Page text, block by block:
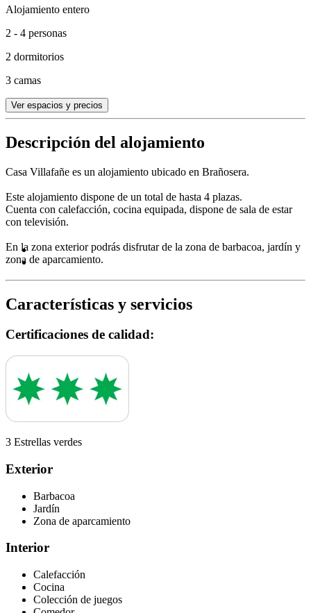
Alojamiento entero
2 - 4 personas
2 dormitorios
3 camas
Ver espacios y precios
Descripción del alojamiento
Casa Villafañe es un alojamiento ubicado en Brañosera.
Este alojamiento dispone de un total de hasta 4 plazas.
Cuenta con calefacción, cocina equipada, dispone de sala de estar
con televisión.
En la zona exterior podrás disfrutar de la zona de barbacoa, jardín y
zona de aparcamiento.
Características y servicios
Certificaciones de calidad:
3 Estrellas verdes
Exterior
Barbacoa
Jardín
Zona de aparcamiento
Interior
Calefacción
Cocina
Colección de juegos